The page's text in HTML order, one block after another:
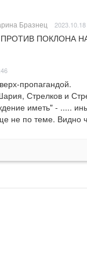
Бразнец
ПРОТИВ ПОКЛОНА
пропагандой.
Стрелков и
иметь" - .....
не по теме. Видно